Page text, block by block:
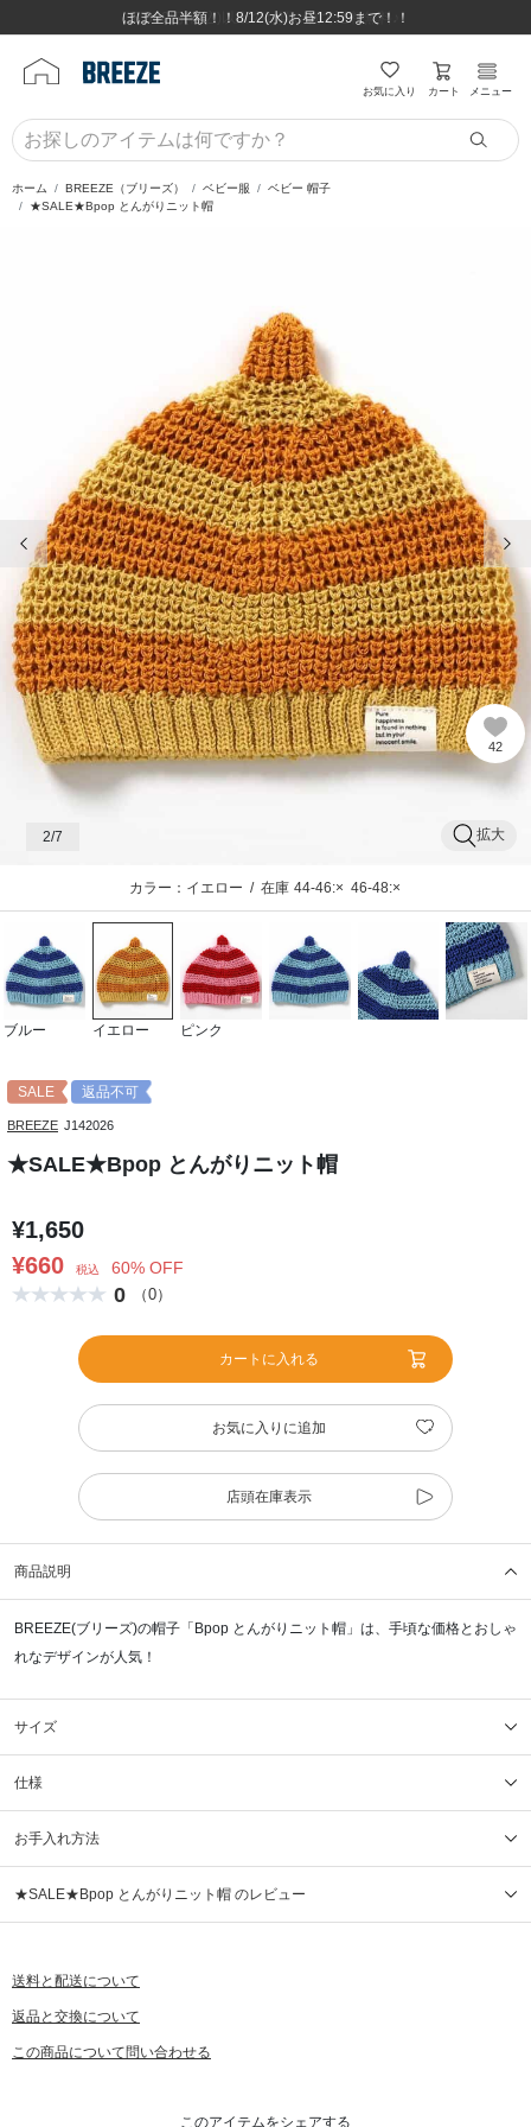
8,800円(税込)以上のお買い物で送料無料♪
ほぼ全品半額！！8/12(水)お昼12:59まで！！
8,800円(税込)以上のお買い物で送料無料♪
ほぼ全品半額！！8/12(水)お昼12:59まで！！
お気に入り カート メニュー
ホーム BREEZE（ブリーズ） ベビー服
ベビー 帽子
★SALE★Bpop とんがりニット帽
前の画像
42
拡大
2/7
カラー：イエロー / 在庫 44-46:× 46-48:×
ブルー イエロー ピンク
SALE 返品不可
BREEZE J142026
★SALE★Bpop とんがりニット帽
¥1,650
¥660
税込 60% OFF
0 （0）
カートに入れる
お気に入りに追加
店頭在庫表示
商品説明
BREEZE(ブリーズ)の帽子「Bpop とんがりニット帽」は、手頃な価格とおしゃ
れなデザインが人気！
サイズ
仕様
お手入れ方法
★SALE★Bpop とんがりニット帽 のレビュー
送料と配送について
返品と交換について
この商品について問い合わせる
このアイテムをシェアする